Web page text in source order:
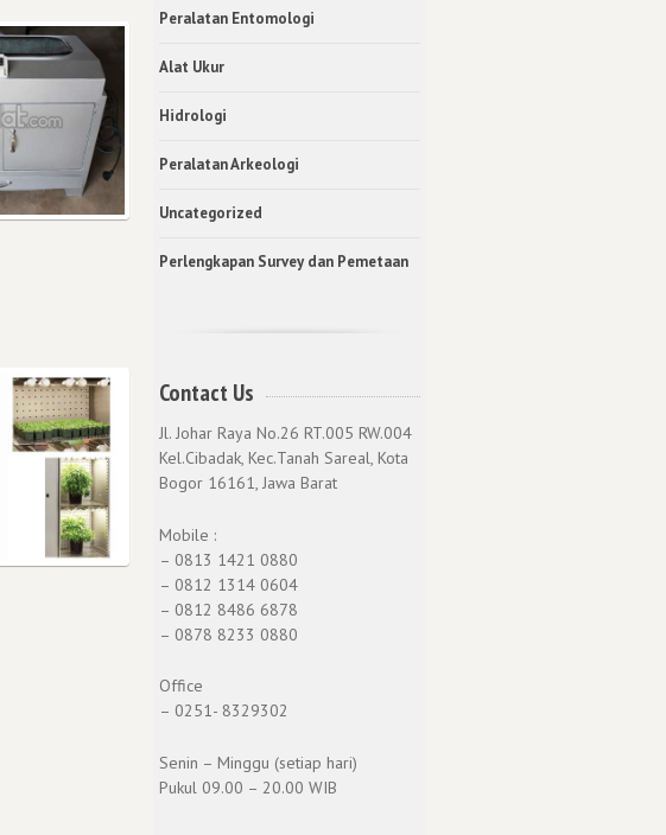
Peralatan Entomologi
Alat Ukur
Hidrologi
Peralatan Arkeologi
Uncategorized
Perlengkapan Survey dan Pemetaan
Contact Us
Jl. Johar Raya No.26 RT.005 RW.004
Kel.Cibadak, Kec.Tanah Sareal, Kota
Bogor 16161, Jawa Barat
Mobile :
– 0813 1421 0880
– 0812 1314 0604
– 0812 8486 6878
– 0878 8233 0880
Office
– 0251- 8329302
Senin – Minggu (setiap hari)
Pukul 09.00 – 20.00 WIB